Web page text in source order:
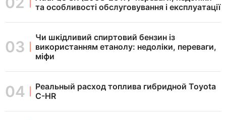
та особливості обслуговування і експлуатації
Чи шкідливий спиртовий бензин із
використанням етанолу: недоліки, переваги,
міфи
Реальный расход топлива гибридной Toyota
C-HR